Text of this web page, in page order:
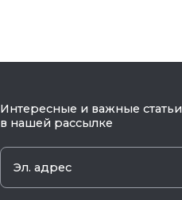
Интересные и важные статьи
в нашей рассылке